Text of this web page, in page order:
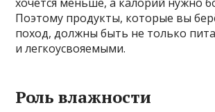
Поэтому продукты, которые вы
поход, должны быть не только
и легкоусвояемыми.
Роль влажности